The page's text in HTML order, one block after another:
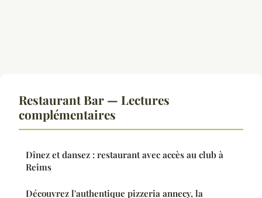
Restaurant Bar — Lectures
complémentaires
Dînez et dansez : restaurant avec accès au club à
Reims
Découvrez l'authentique pizzeria annecy, la